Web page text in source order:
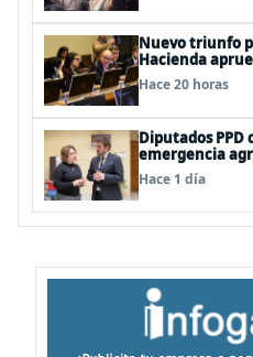
Nuevo triunfo
Hacienda
Megarreforma
Hace 20 horas
Diputados
emergencia
piden agilizar
familias
Hace 1 día